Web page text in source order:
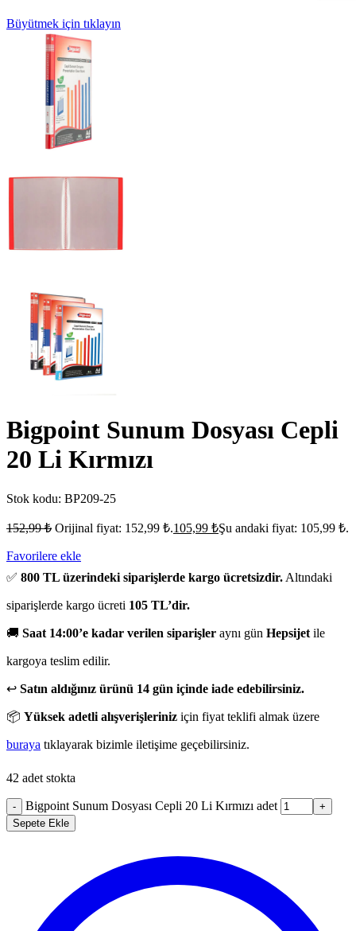
Büyütmek için tıklayın
Bigpoint Sunum Dosyası Cepli
20 Li Kırmızı
Stok kodu: BP209-25
152,99₺ Orijinal fiyat: 152,99 ₺.105,99 ₺Şu andaki fiyat: 105,99 ₺.
Favorilere ekle
✅ 800 TL üzerindeki siparişlerde kargo ücretsizdir. Altındaki
siparişlerde kargo ücreti 105 TL’dir.
🚚 Saat 14:00’e kadar verilen siparişler aynı gün Hepsijet ile
kargoya teslim edilir.
↩️ Satın aldığınız ürünü 14 gün içinde iade edebilirsiniz.
📦 Yüksek adetli alışverişleriniz için fiyat teklifi almak üzere
buraya tıklayarak bizimle iletişime geçebilirsiniz.
42 adet stokta
- Bigpoint Sunum Dosyası Cepli 20 Li Kırmızı adet
+
Sepete Ekle